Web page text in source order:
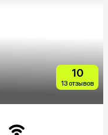
10
13 отзывов